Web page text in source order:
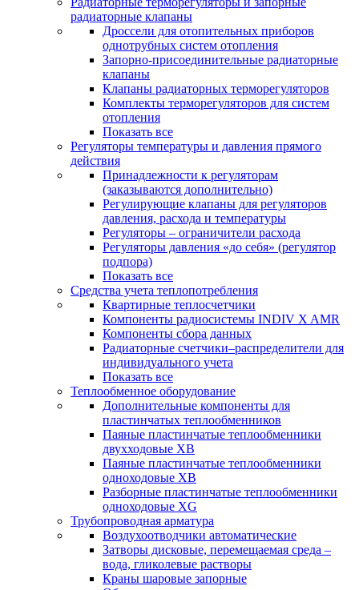
радиаторные клапаны
Дроссели для отопительных приборов
однотрубных систем отопления
Запорно-присоединительные радиаторные
клапаны
Клапаны радиаторных терморегуляторов
Комплекты терморегуляторов для систем
отопления
Показать все
Регуляторы температуры и давления прямого
действия
Принадлежности к регуляторам
(заказываются дополнительно)
Регулирующие клапаны для регуляторов
давления, расхода и температуры
Регуляторы – ограничители расхода
Регуляторы давления «до себя» (регулятор
подпора)
Показать все
Средства учета теплопотребления
Квартирные теплосчетчики
Компоненты радиосистемы INDIV X AMR
Компоненты сбора данных
Радиаторные счетчики–распределители для
индивидуального учета
Показать все
Теплообменное оборудование
Дополнительные компоненты для
пластинчатых теплообменников
Паяные пластинчатые теплообменники
двухходовые XB
Паяные пластинчатые теплообменники
одноходовые ХВ
Разборные пластинчатые теплообменники
одноходовые ХG
Трубопроводная арматура
Воздухоотводчики автоматические
Затворы дисковые, перемещаемая среда –
вода, гликолевые растворы
Краны шаровые запорные